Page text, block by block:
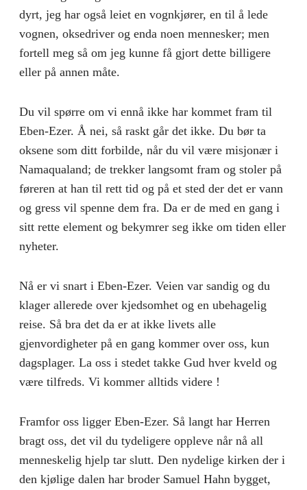
dyrt, jeg har også leiet en vognkjører, en til å lede
vognen, oksedriver og enda noen mennesker; men
fortell meg så om jeg kunne få gjort dette billigere
eller på annen måte.
Du vil spørre om vi ennå ikke har kommet fram til
Eben-Ezer. Å nei, så raskt går det ikke. Du bør ta
oksene som ditt forbilde, når du vil være misjonær i
Namaqualand; de trekker langsomt fram og stoler på
føreren at han til rett tid og på et sted der det er vann
og gress vil spenne dem fra. Da er de med en gang i
sitt rette element og bekymrer seg ikke om tiden eller
nyheter.
Nå er vi snart i Eben-Ezer. Veien var sandig og du
klager allerede over kjedsomhet og en ubehagelig
reise. Så bra det da er at ikke livets alle
gjenvordigheter på en gang kommer over oss, kun
dagsplager. La oss i stedet takke Gud hver kveld og
være tilfreds. Vi kommer alltids videre !
Framfor oss ligger Eben-Ezer. Så langt har Herren
bragt oss, det vil du tydeligere oppleve når nå all
menneskelig hjelp tar slutt. Den nydelige kirken der i
den kjølige dalen har broder Samuel Hahn bygget,